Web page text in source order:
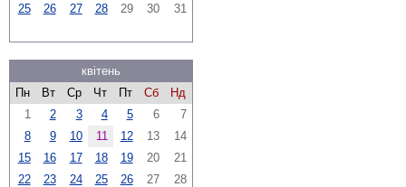
25
26 27 28 29 30 31
квітень
Пн
Вт Ср Чт Пт Сб
Нд
1
2 3 4 5 6
7
8
9 10 11 12 13
14
15
16 17 18 19 20
21
22
23 24 25 26 27
28